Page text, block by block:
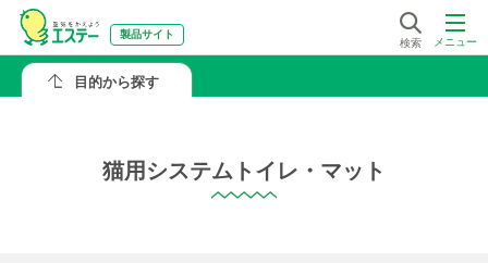
メニュー
検索
製品サイト
目的から探す
猫用システムトイレ・マット